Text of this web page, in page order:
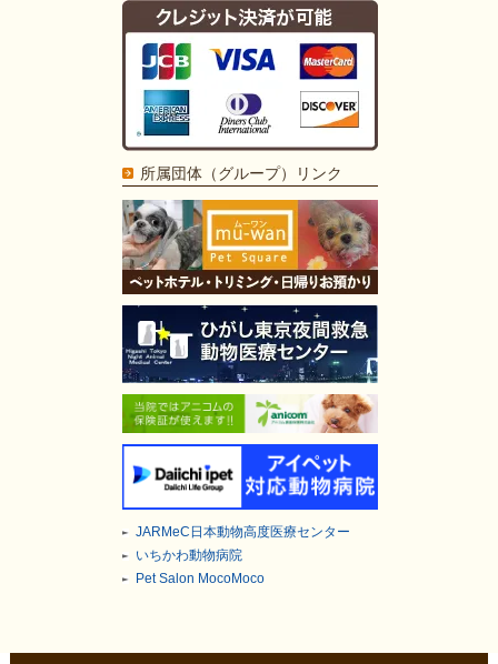
所属団体（グループ）リンク
JARMeC日本動物高度医療センター
いちかわ動物病院
Pet Salon MocoMoco